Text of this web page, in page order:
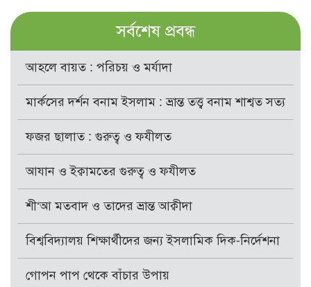
সর্বশেষ প্রবন্ধ
আহলে বায়ত : পরিচয় ও মর্যাদা
মার্কসের দর্শন বনাম ইসলাম : ভ্রান্ত তত্ত্ব বনাম শাশ্বত সত্য
ফজর ছালাত : গুরুত্ব ও ফযীলত
আযান ও ইক্বামতের গুরুত্ব ও ফযীলত
শী‘আ মতবাদ ও তাদের ভ্রান্ত আক্বীদা
বিশ্ববিদ্যালয় শিক্ষার্থীদের জন্য ইসলামিক দিক-নির্দেশনা
গোপন পাপ থেকে বাঁচার উপায়